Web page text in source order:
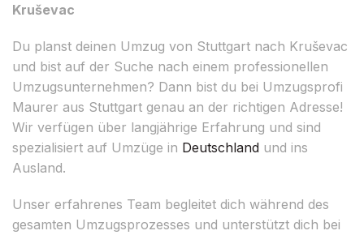
Kruševac
Du planst deinen Umzug von Stuttgart nach Kruševac
und bist auf der Suche nach einem professionellen
Umzugsunternehmen? Dann bist du bei Umzugsprofi
Maurer aus Stuttgart genau an der richtigen Adresse!
Wir verfügen über langjährige Erfahrung und sind
spezialisiert auf Umzüge in Deutschland und ins
Ausland.
Unser erfahrenes Team begleitet dich während des
gesamten Umzugsprozesses und unterstützt dich bei